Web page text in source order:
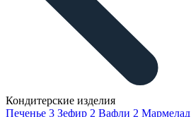
Кондитерские изделия
Печенье 3 Зефир 2 Вафли 2 Мармелад